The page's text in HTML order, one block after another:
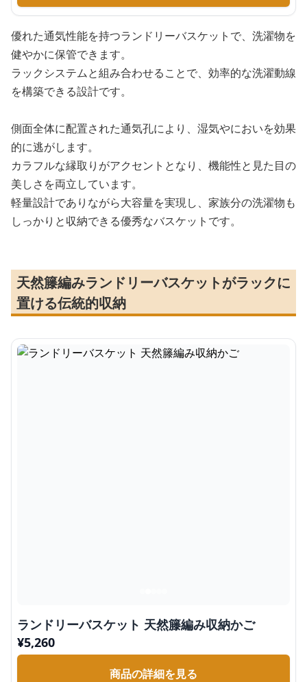
優れた通気性能を持つランドリーバスケットで、洗濯物を
健やかに保管できます。
ラックシステムと組み合わせることで、効率的な洗濯動線
を構築できる設計です。
側面全体に配置された通気孔により、湿気やにおいを効果
的に逃がします。
カラフルな縁取りがアクセントとなり、機能性と見た目の
美しさを両立しています。
軽量設計でありながら大容量を実現し、家族分の洗濯物も
しっかりと収納できる優秀なバスケットです。
天然籐編みランドリーバスケットがラックに
置ける伝統的収納
ランドリーバスケット 天然籐編み収納かご
¥5,260
商品の詳細を見る